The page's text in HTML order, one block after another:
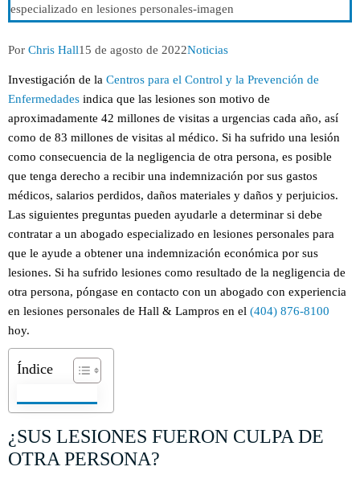
Autor
la
entrada:
Por Chris HallPublicación
la
entrada:
15 de agosto de 2022Categoría
la
Noticias
Investigación de la Centros para el Control y la Prevención de
Enfermedades indica que las lesiones son motivo de
aproximadamente 42 millones de visitas a urgencias cada año, así
como de 83 millones de visitas al médico. Si ha sufrido una lesión
como consecuencia de la negligencia de otra persona, es posible
que tenga derecho a recibir una indemnización por sus gastos
médicos, salarios perdidos, daños materiales y daños y perjuicios.
Las siguientes preguntas pueden ayudarle a determinar si debe
contratar a un abogado especializado en lesiones personales para
que le ayude a obtener una indemnización económica por sus
lesiones. Si ha sufrido lesiones como resultado de la negligencia de
otra persona, póngase en contacto con un abogado con experiencia
en lesiones personales de Hall & Lampros en el (404) 876-8100
hoy.
Índice
¿SUS LESIONES FUERON CULPA DE
OTRA PERSONA?